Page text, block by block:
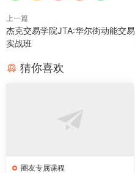
上一篇
杰克交易学院JTA:华尔街动能交易
实战班
猜你喜欢
圈友专属课程